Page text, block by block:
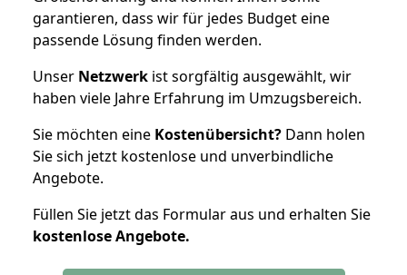
garantieren, dass wir für jedes Budget eine
passende Lösung finden werden.
Unser Netzwerk ist sorgfältig ausgewählt, wir
haben viele Jahre Erfahrung im Umzugsbereich.
Sie möchten eine Kostenübersicht? Dann holen
Sie sich jetzt kostenlose und unverbindliche
Angebote.
Füllen Sie jetzt das Formular aus und erhalten Sie
kostenloseAngebote.